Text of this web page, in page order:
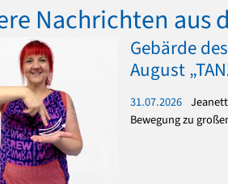
Nachrichten
Gebärde
August
31.07.2026
Bewegung zu